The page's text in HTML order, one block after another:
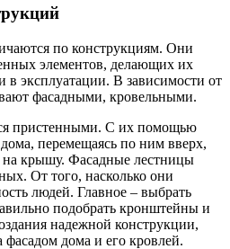
по конструкциям. Они
элементов, делающих их
эксплуатации. В зависимости от
фасадными, кровельными.
пристенными. С их помощью
перемещаясь по ним вверх,
на крышу. Фасадные лестницы
От того, насколько они
людей. Главное – выбрать
подобрать кронштейны и
надежной конструкции,
дома и его кровлей.